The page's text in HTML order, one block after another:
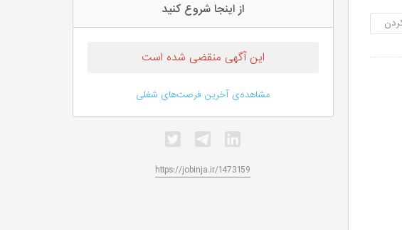
از اینجا شروع کنید
این آگهی منقضی شده است
مشاهده‌ی آخرین فرصت‌های شغلی
https://jobinja.ir/1473159